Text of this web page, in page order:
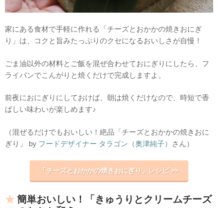
家にある食材で手軽に作れる「チーズとおかかの焼きおにぎ
り」は、コクと旨みたっぷりのクセになるおいしさが自慢！
ごま油以外の材料とご飯を混ぜ合わせておにぎりにしたら、フ
ライパンでこんがりと焼くだけで完成しますよ。
前夜におにぎりにしておけば、朝は焼くだけなので、時短で香
ばしい味わいが楽しめます♪
（混ぜるだけでもおいしい！絶品「チーズとおかかの焼きおに
ぎり」 by フードデザイナー タラゴン（奥津純子） さん）
「チーズとおかかの焼きおにぎり」レシピ >>
簡単おいしい！「きゅうりとクリームチーズ